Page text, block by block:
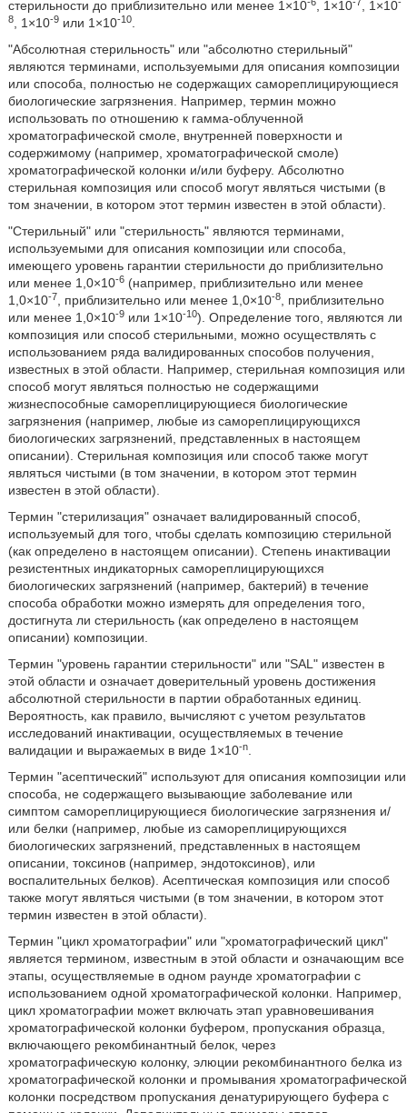
стерильности до приблизительно или менее 1×10
, 1×10 , 1×10
8, 1×10-9или 1×10-10.
"Абсолютная стерильность" или "абсолютно стерильный"
являются терминами, используемыми для описания композиции
или способа, полностью не содержащих самореплицирующиеся
биологические загрязнения. Например, термин можно
использовать по отношению к гамма-облученной
хроматографической смоле, внутренней поверхности и
содержимому (например, хроматографической смоле)
хроматографической колонки и/или буферу. Абсолютно
стерильная композиция или способ могут являться чистыми (в
том значении, в котором этот термин известен в этой области).
"Стерильный" или "стерильность" являются терминами,
используемыми для описания композиции или способа,
имеющего уровень гарантии стерильности до приблизительно
или менее 1,0×10-6(например, приблизительно или менее
1,0×10-7 , приблизительно или менее 1,0×10-8, приблизительно
или менее 1,0×10-9или 1×10-10). Определение того, являются ли
композиция или способ стерильными, можно осуществлять с
использованием ряда валидированных способов получения,
известных в этой области. Например, стерильная композиция или
способ могут являться полностью не содержащими
жизнеспособные самореплицирующиеся биологические
загрязнения (например, любые из самореплицирующихся
биологических загрязнений, представленных в настоящем
описании). Стерильная композиция или способ также могут
являться чистыми (в том значении, в котором этот термин
известен в этой области).
Термин "стерилизация" означает валидированный способ,
используемый для того, чтобы сделать композицию стерильной
(как определено в настоящем описании). Степень инактивации
резистентных индикаторных самореплицирующихся
биологических загрязнений (например, бактерий) в течение
способа обработки можно измерять для определения того,
достигнута ли стерильность (как определено в настоящем
описании) композиции.
Термин "уровень гарантии стерильности" или "SAL" известен в
этой области и означает доверительный уровень достижения
абсолютной стерильности в партии обработанных единиц.
Вероятность, как правило, вычисляют с учетом результатов
исследований инактивации, осуществляемых в течение
валидации и выражаемых в виде 1×10-n.
Термин "асептический" используют для описания композиции или
способа, не содержащего вызывающие заболевание или
симптом самореплицирующиеся биологические загрязнения и/
или белки (например, любые из самореплицирующихся
биологических загрязнений, представленных в настоящем
описании, токсинов (например, эндотоксинов), или
воспалительных белков). Асептическая композиция или способ
также могут являться чистыми (в том значении, в котором этот
термин известен в этой области).
Термин "цикл хроматографии" или "хроматографический цикл"
является термином, известным в этой области и означающим все
этапы, осуществляемые в одном раунде хроматографии с
использованием одной хроматографической колонки. Например,
цикл хроматографии может включать этап уравновешивания
хроматографической колонки буфером, пропускания образца,
включающего рекомбинантный белок, через
хроматографическую колонку, элюции рекомбинантного белка из
хроматографической колонки и промывания хроматографической
колонки посредством пропускания денатурирующего буфера с